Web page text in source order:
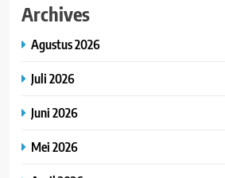
Archives
Agustus 2026
Juli 2026
Juni 2026
Mei 2026